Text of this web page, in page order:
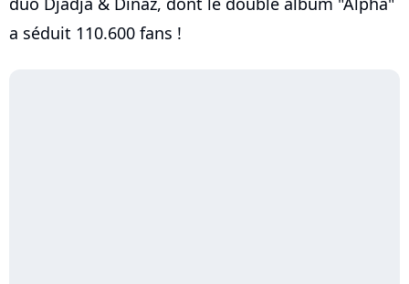
a séduit 110.600 fans !